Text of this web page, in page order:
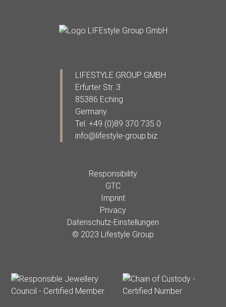
LIFESTYLE GROUP GMBH
Erfurter Str. 3
85386 Eching
Germany
Tel. +49 (0)89 370 735 0
info@lifestyle-group.biz
Responsibility
GTC
Imprint
Privacy
Datenschutz-Einstellungen
© 2023 Lifestyle Group